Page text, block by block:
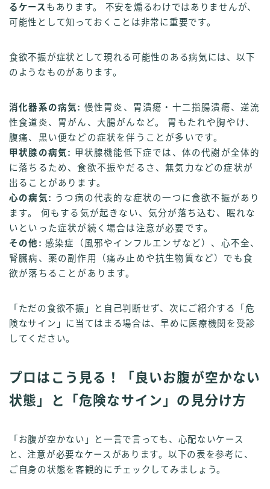
るケース もあります。 不安を煽るわけではありませんが、
可能性として知っておくことは非常に重要です。
食欲不振が症状として現れる可能性のある病気には、以下
のようなものがあります。
消化器系の病気: 慢性胃炎、胃潰瘍・十二指腸潰瘍、逆流
性食道炎、胃がん、大腸がんなど。 胃もたれや胸やけ、
腹痛、黒い便などの症状を伴うことが多いです。
甲状腺の病気: 甲状腺機能低下症では、体の代謝が全体的
に落ちるため、食欲不振やだるさ、無気力などの症状が
出ることがあります。
心の病気: うつ病の代表的な症状の一つに食欲不振があり
ます。 何もする気が起きない、気分が落ち込む、眠れな
いといった症状が続く場合は注意が必要です。
その他: 感染症（風邪やインフルエンザなど）、心不全、
腎臓病、薬の副作用（痛み止めや抗生物質など）でも食
欲が落ちることがあります。
「ただの食欲不振」と自己判断せず、次にご紹介する「危
険なサイン」に当てはまる場合は、早めに医療機関を受診
してください。
プロはこう見る！「良いお腹が空かない
状態」と「危険なサイン」の見分け方
「お腹が空かない」と一言で言っても、心配ないケース
と、注意が必要なケースがあります。以下の表を参考に、
ご自身の状態を客観的にチェックしてみましょう。